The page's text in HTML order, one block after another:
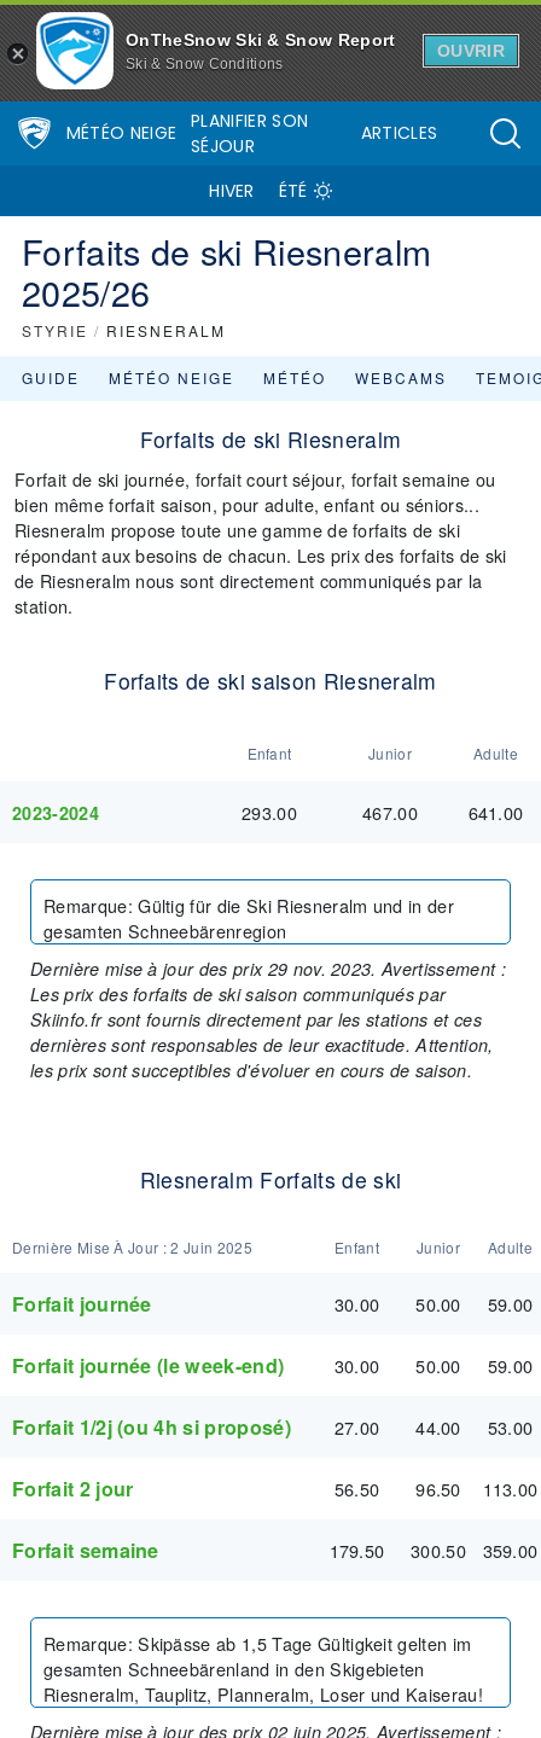
OnTheSnow Ski & Snow Report
Ski & Snow Conditions
OUVRIR
MÉTÉO NEIGE
PLANIFIER SON
SÉJOUR
ARTICLES
HIVER ÉTÉ
Forfaits de ski Riesneralm
2025/26
STYRIE / RIESNERALM
GUIDE MÉTÉO NEIGE MÉTÉO WEBCAMS
Forfaits de ski Riesneralm
Forfait de ski journée, forfait court séjour, forfait semaine ou
bien même forfait saison, pour adulte, enfant ou séniors...
Riesneralm propose toute une gamme de forfaits de ski
répondant aux besoins de chacun. Les prix des forfaits de ski
de Riesneralm nous sont directement communiqués par la
station.
Forfaits de ski saison Riesneralm
Enfant Junior Adulte
2023-2024 293.00 467.00 641.00
Remarque:Gültig für die Ski Riesneralm und in der
gesamten Schneebärenregion
Dernière mise à jour des prix 29 nov. 2023. Avertissement :
Les prix des forfaits de ski saison communiqués par
Skiinfo.fr sont fournis directement par les stations et ces
dernières sont responsables de leur exactitude. Attention,
les prix sont succeptibles d'évoluer en cours de saison.
Riesneralm Forfaits de ski
Dernière Mise À Jour :2 Juin 2025 Enfant Junior Adulte
Forfait journée 30.00 50.00 59.00
Forfait journée (le week-end) 30.00 50.00 59.00
Forfait 1/2j (ou 4h si proposé) 27.00 44.00 53.00
Forfait 2 jour 56.50 96.50 113.00
Forfait semaine 179.50 300.50 359.00
Remarque:Skipässe ab 1,5 Tage Gültigkeit gelten im
gesamten Schneebärenland in den Skigebieten
Riesneralm, Tauplitz, Planneralm, Loser und Kaiserau!
Dernière mise à jour des prix 02 juin 2025. Avertissement :